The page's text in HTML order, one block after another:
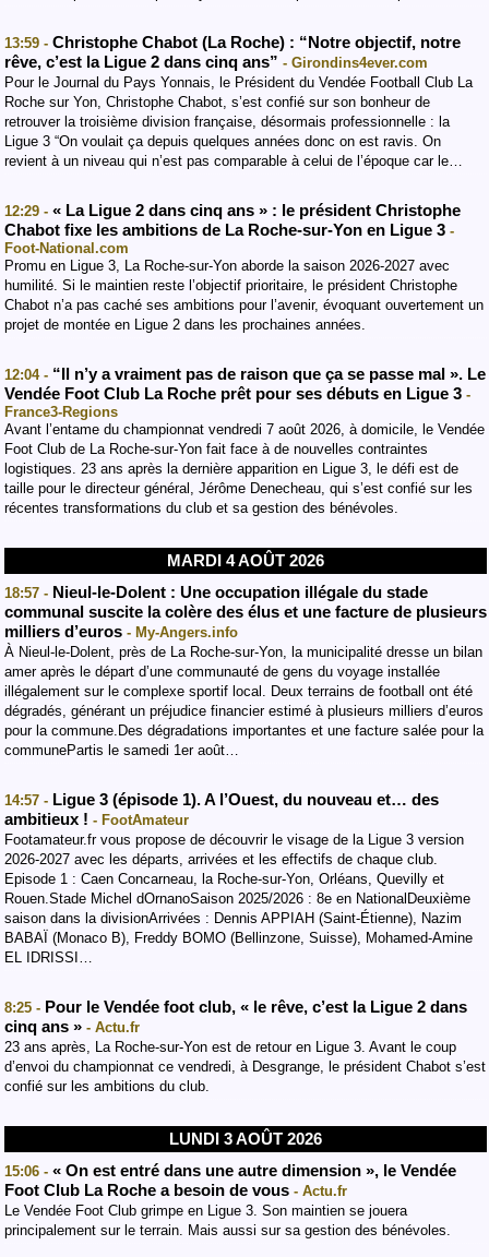
13:59 - Christophe Chabot (La Roche) : “Notre objectif, notre
rêve, c’est la Ligue 2 dans cinq ans” - Girondins4ever.com
Pour le Journal du Pays Yonnais, le Président du Vendée Football Club La
Roche sur Yon, Christophe Chabot, s’est confié sur son bonheur de
retrouver la troisième division française, désormais professionnelle : la
Ligue 3 “On voulait ça depuis quelques années donc on est ravis. On
revient à un niveau qui n’est pas comparable à celui de l’époque car le…
12:29 - « La Ligue 2 dans cinq ans » : le président Christophe
Chabot fixe les ambitions de La Roche-sur-Yon en Ligue 3 -
Foot-National.com
Promu en Ligue 3, La Roche-sur-Yon aborde la saison 2026-2027 avec
humilité. Si le maintien reste l’objectif prioritaire, le président Christophe
Chabot n’a pas caché ses ambitions pour l’avenir, évoquant ouvertement un
projet de montée en Ligue 2 dans les prochaines années.
12:04 - “Il n’y a vraiment pas de raison que ça se passe mal ». Le
Vendée Foot Club La Roche prêt pour ses débuts en Ligue 3 -
France3-Regions
Avant l’entame du championnat vendredi 7 août 2026, à domicile, le Vendée
Foot Club de La Roche-sur-Yon fait face à de nouvelles contraintes
logistiques. 23 ans après la dernière apparition en Ligue 3, le défi est de
taille pour le directeur général, Jérôme Denecheau, qui s’est confié sur les
récentes transformations du club et sa gestion des bénévoles.
MARDI 4 AOÛT 2026
18:57 - Nieul-le-Dolent : Une occupation illégale du stade
communal suscite la colère des élus et une facture de plusieurs
milliers d’euros - My-Angers.info
À Nieul-le-Dolent, près de La Roche-sur-Yon, la municipalité dresse un bilan
amer après le départ d’une communauté de gens du voyage installée
illégalement sur le complexe sportif local. Deux terrains de football ont été
dégradés, générant un préjudice financier estimé à plusieurs milliers d’euros
pour la commune.Des dégradations importantes et une facture salée pour la
communePartis le samedi 1er août…
14:57 - Ligue 3 (épisode 1). A l’Ouest, du nouveau et… des
ambitieux ! - FootAmateur
Footamateur.fr vous propose de découvrir le visage de la Ligue 3 version
2026-2027 avec les départs, arrivées et les effectifs de chaque club.
Episode 1 : Caen Concarneau, la Roche-sur-Yon, Orléans, Quevilly et
Rouen.Stade Michel dOrnanoSaison 2025/2026 : 8e en NationalDeuxième
saison dans la divisionArrivées : Dennis APPIAH (Saint-Étienne), Nazim
BABAÏ (Monaco B), Freddy BOMO (Bellinzone, Suisse), Mohamed-Amine
EL IDRISSI…
8:25 - Pour le Vendée foot club, « le rêve, c’est la Ligue 2 dans
cinq ans » - Actu.fr
23 ans après, La Roche-sur-Yon est de retour en Ligue 3. Avant le coup
d’envoi du championnat ce vendredi, à Desgrange, le président Chabot s’est
confié sur les ambitions du club.
LUNDI 3 AOÛT 2026
15:06 - « On est entré dans une autre dimension », le Vendée
Foot Club La Roche a besoin de vous - Actu.fr
Le Vendée Foot Club grimpe en Ligue 3. Son maintien se jouera
principalement sur le terrain. Mais aussi sur sa gestion des bénévoles.